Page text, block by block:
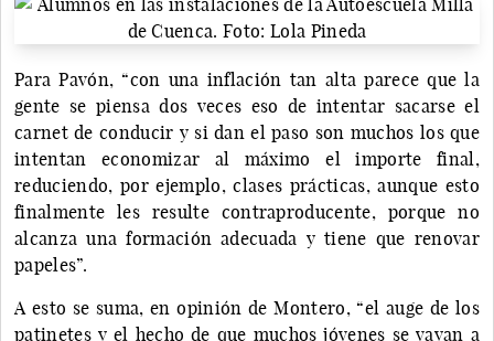
Para Pavón, “con una inflación tan alta parece que la
gente se piensa dos veces eso de intentar sacarse el
carnet de conducir y si dan el paso son muchos los que
intentan economizar al máximo el importe final,
reduciendo, por ejemplo, clases prácticas, aunque esto
finalmente les resulte contraproducente, porque no
alcanza una formación adecuada y tiene que renovar
papeles”.
A esto se suma, en opinión de Montero, “el auge de los
patinetes y el hecho de que muchos jóvenes se vayan a